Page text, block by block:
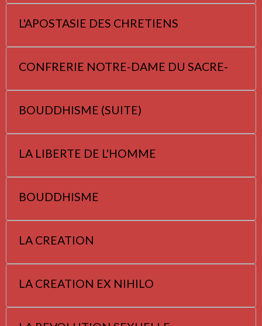
L'APOSTASIE DES CHRETIENS
CONFRERIE NOTRE-DAME DU SACRE-
BOUDDHISME (SUITE)
LA LIBERTE DE L'HOMME
BOUDDHISME
LA CREATION
LA CREATION EX NIHILO